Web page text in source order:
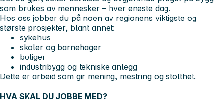
som brukes av mennesker – hver eneste dag.
Hos oss jobber du på noen av regionens viktigste og
største prosjekter, blant annet:
sykehus
skoler og barnehager
boliger
industribygg og tekniske anlegg
Dette er arbeid som gir mening, mestring og stolthet.
HVA SKAL DU JOBBE MED?